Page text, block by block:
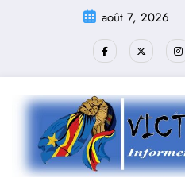
août 7, 2026